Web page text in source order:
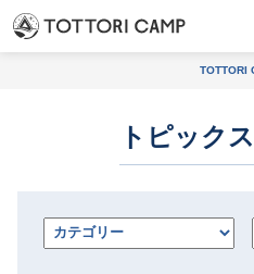
トピ
条件か
TOTTORI
トピックス